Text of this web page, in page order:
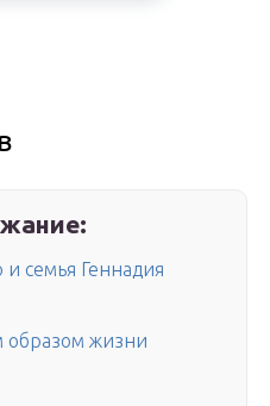
и семья Геннадия
образом жизни